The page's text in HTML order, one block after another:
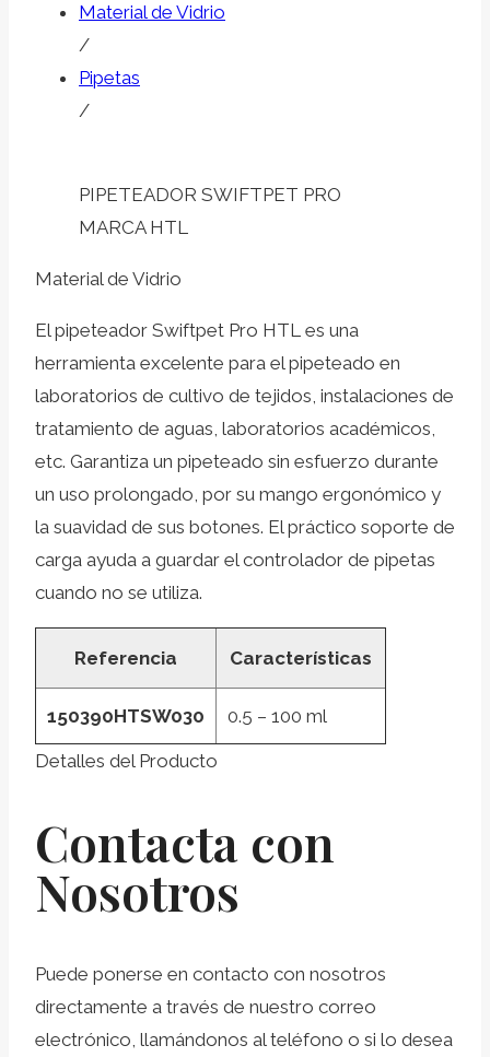
Material de Vidrio
/
Pipetas
/
PIPETEADOR SWIFTPET PRO
MARCA HTL
Material de Vidrio
El pipeteador Swiftpet Pro HTL es una
herramienta excelente para el pipeteado en
laboratorios de cultivo de tejidos, instalaciones de
tratamiento de aguas, laboratorios académicos,
etc. Garantiza un pipeteado sin esfuerzo durante
un uso prolongado, por su mango ergonómico y
la suavidad de sus botones. El práctico soporte de
carga ayuda a guardar el controlador de pipetas
cuando no se utiliza.
Referencia Características
150390HTSW030 0.5 – 100 ml
Detalles del Producto
Contacta con
Nosotros
Puede ponerse en contacto con nosotros
directamente a través de nuestro correo
electrónico, llamándonos al teléfono o si lo desea